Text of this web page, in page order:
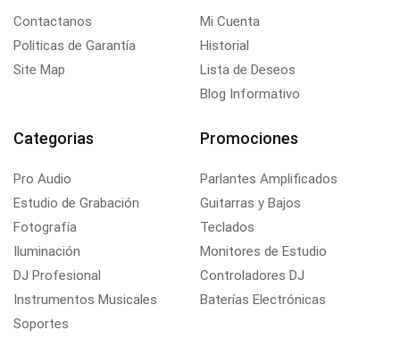
Contactanos
Politicas de Garantía
Site Map
Mi Cuenta
Historial
Lista de Deseos
Blog Informativo
Categorias
Pro Audio
Estudio de Grabación
Fotografía
Iluminación
DJ Profesional
Instrumentos Musicales
Soportes
Promociones
Parlantes Amplificados
Guitarras y Bajos
Teclados
Monitores de Estudio
Controladores DJ
Baterías Electrónicas